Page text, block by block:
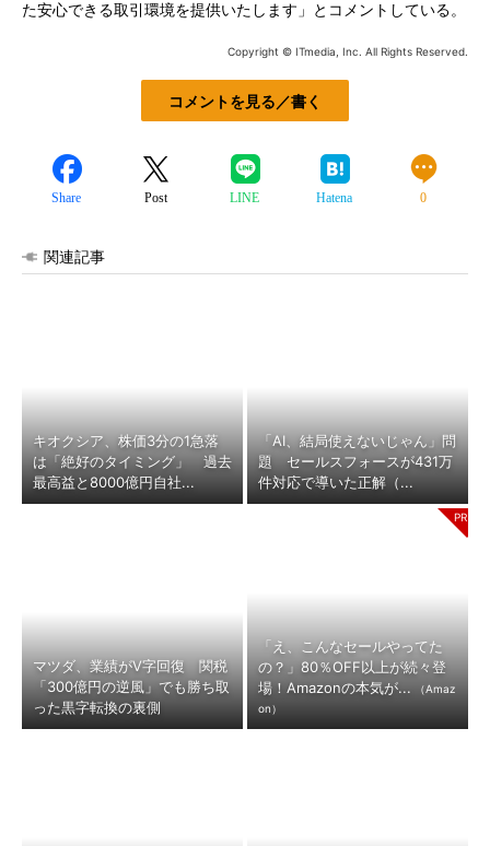
た安心できる取引環境を提供いたします」とコメントしている。
Copyright © ITmedia, Inc. All Rights Reserved.
コメントを見る／書く
Share Post LINE Hatena 0
関連記事
キオクシア、株価3分の1急落
は「絶好のタイミング」 過去
最高益と8000億円自社...
「AI、結局使えないじゃん」問
題 セールスフォースが431万
件対応で導いた正解（...
マツダ、業績がV字回復 関税
「300億円の逆風」でも勝ち取
った黒字転換の裏側
「え、こんなセールやってた
の？」80％OFF以上が続々登
場！Amazonの本気が...
（Amaz
on）